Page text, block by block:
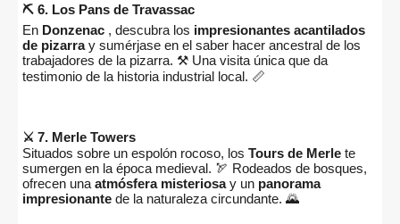
⛏️ 6. Los Pans de Travassac
En Donzenac , descubra los impresionantes acantilados
de pizarray sumérjase en el saber hacer ancestral de los
trabajadores de la pizarra. ⚒️ Una visita única que da
testimonio de la historia industrial local. 📏
⚔️ 7. Merle Towers
Situados sobre un espolón rocoso, los Tours de Merle te
sumergen en la época medieval. 🏹 Rodeados de bosques,
ofrecen una atmósfera misteriosay un panorama
impresionante de la naturaleza circundante. 🌄